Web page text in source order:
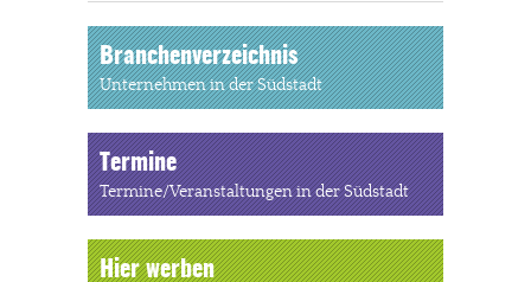
Branchenverzeichnis
Unternehmen in der Südstadt
Termine
Termine/Veranstaltungen in der Südstadt
Hier werben